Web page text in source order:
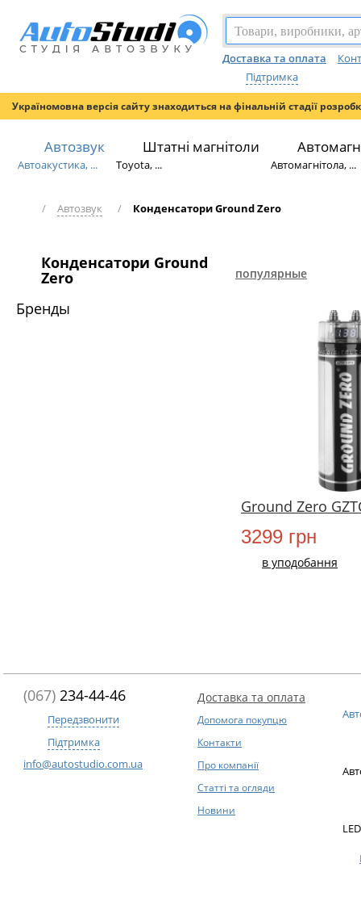
Доставка та оплата
Підтримка
Україномовна версія сайту знаходиться на фінальній стадії
Автозвук
Автоакустика, ...
Штатні магнітоли
Toyota, ... Автомагнітола, ...
/ Автозвук / Конденсатори Ground Zero
Конденсатори Ground
Zero
Бренды
популярные
Ground Zero
3299 грн
в уподобання
(067) 234-44-46
Передзвонити
Підтримка
info@autostudio.com.ua
Доставка та оплата
Допомога покупцю
Контакти
Про компанії
Статті та огляди
Новини